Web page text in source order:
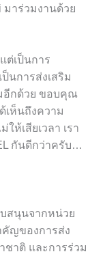
มาร่วมงานด้วย
ต่เป็นการ
นการส่งเสริม
อีกด้วย ขอบคุณ
เห็นถึงความ
ห้เสียเวลา เรา
กันดีกว่าครับ…
สนุนจากหน่วย
คัญของการส่ง
ชาติ และการร่วม